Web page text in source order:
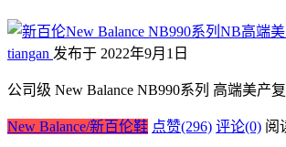
tiangan 发布于 2022年9月1日
公司级 New Balance NB990系列 高端美
New Balance/新百伦鞋 点赞(296) 评论(0) 阅